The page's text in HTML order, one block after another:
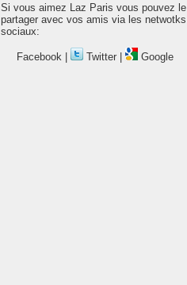
Si vous aimez Laz Paris vous pouvez le
partager avec vos amis via les netwotks
sociaux:
Facebook Twitter Google